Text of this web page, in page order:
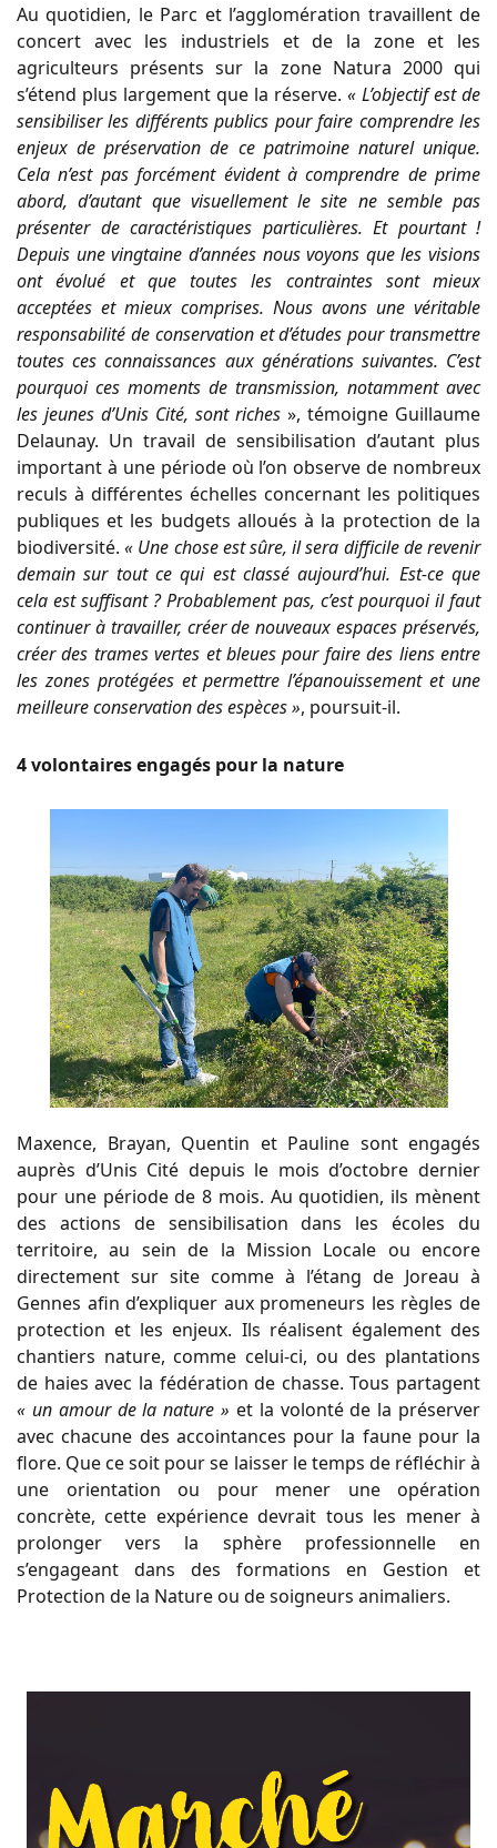
Au quotidien, le Parc et l’agglomération travaillent de
concert avec les industriels et de la zone et les
agriculteurs présents sur la zone Natura 2000 qui
s’étend plus largement que la réserve. « L’objectif est de
sensibiliser les différents publics pour faire comprendre les
enjeux de préservation de ce patrimoine naturel unique.
Cela n’est pas forcément évident à comprendre de prime
abord, d’autant que visuellement le site ne semble pas
présenter de caractéristiques particulières. Et pourtant !
Depuis une vingtaine d’années nous voyons que les visions
ont évolué et que toutes les contraintes sont mieux
acceptées et mieux comprises. Nous avons une véritable
responsabilité de conservation et d’études pour transmettre
toutes ces connaissances aux générations suivantes. C’est
pourquoi ces moments de transmission, notamment avec
les jeunes d’Unis Cité, sont riches », témoigne Guillaume
Delaunay. Un travail de sensibilisation d’autant plus
important à une période où l’on observe de nombreux
reculs à différentes échelles concernant les politiques
publiques et les budgets alloués à la protection de la
biodiversité.« Une chose est sûre, il sera difficile de revenir
demain sur tout ce qui est classé aujourd’hui. Est-ce que
cela est suffisant ? Probablement pas, c’est pourquoi il faut
continuer à travailler, créer de nouveaux espaces préservés,
créer des trames vertes et bleues pour faire des liens entre
les zones protégées et permettre l’épanouissement et une
meilleure conservation des espèces », poursuit-il.
4 volontaires engagés pour la nature
Maxence, Brayan, Quentin et Pauline sont engagés
auprès d’Unis Cité depuis le mois d’octobre dernier
pour une période de 8 mois. Au quotidien, ils mènent
des actions de sensibilisation dans les écoles du
territoire, au sein de la Mission Locale ou encore
directement sur site comme à l’étang de Joreau à
Gennes afin d’expliquer aux promeneurs les règles de
protection et les enjeux. Ils réalisent également des
chantiers nature, comme celui-ci, ou des plantations
de haies avec la fédération de chasse. Tous partagent
« un amour de la nature » et la volonté de la préserver
avec chacune des accointances pour la faune pour la
flore. Que ce soit pour se laisser le temps de réfléchir à
une orientation ou pour mener une opération
concrète, cette expérience devrait tous les mener à
prolonger vers la sphère professionnelle en
s’engageant dans des formations en Gestion et
Protection de la Nature ou de soigneurs animaliers.